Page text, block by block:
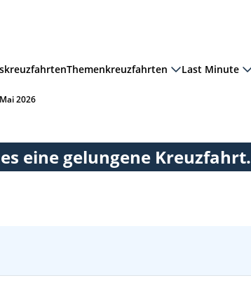
Themenkreuzfahrten Last Minute
2026
eine gelungene Kreuzfahrt.